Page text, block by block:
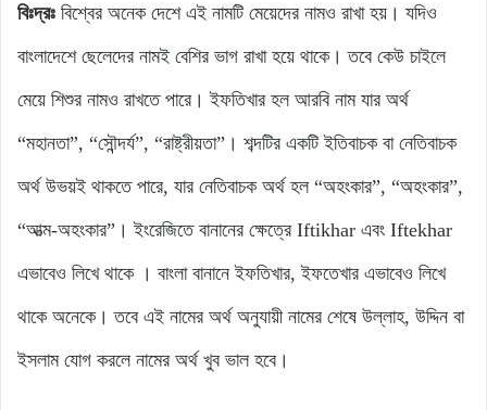
বিঃদ্রঃ বিশ্বের অনেক দেশে এই নামটি মেয়েদের নামও রাখা হয়। যদিও
বাংলাদেশে ছেলেদের নামই বেশির ভাগ রাখা হয়ে থাকে। তবে কেউ চাইলে
মেয়ে শিশুর নামও রাখতে পারে। ইফতিখার হল আরবি নাম যার অর্থ
“মহানতা”, “সৌন্দর্য”, “রাষ্ট্রীয়তা”। শব্দটির একটি ইতিবাচক বা নেতিবাচক
অর্থ উভয়ই থাকতে পারে, যার নেতিবাচক অর্থ হল “অহংকার”, “অহংকার”,
“আত্ম-অহংকার”। ইংরেজিতে বানানের ক্ষেত্রে Iftikhar এবং Iftekhar
এভাবেও লিখে থাকে । বাংলা বানানে ইফতিখার, ইফতেখার এভাবেও লিখে
থাকে অনেকে। তবে এই নামের অর্থ অনুযায়ী নামের শেষে উল্লাহ, উদ্দিন বা
ইসলাম যোগ করলে নামের অর্থ খুব ভাল হবে।